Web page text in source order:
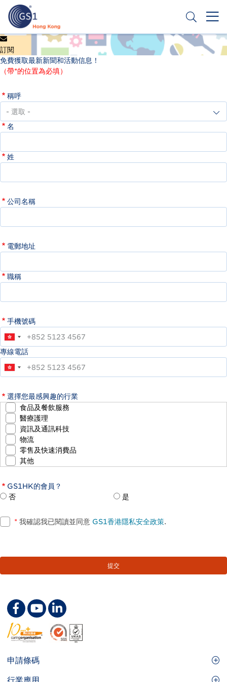
內
容
Header
Top
Second
Menu
申請條碼
訂閱
免費獲取最新新聞和活動信息！
（帶*的位置為必填）
稱呼
名
姓
公司名稱
電郵地址
職稱
手機號碼
專線電話
選擇您最感興趣的行業
食品及餐飲服務
醫療護理
資訊及通訊科技
物流
零售及快速消費品
其他
GS1HK的會員？
否
是
* 我確認我已閱讀並同意 GS1香港隱私安全政策.
Footer
Site
申請條碼
GS1條碼